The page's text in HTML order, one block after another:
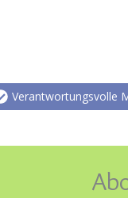
Verantwortungsvolle